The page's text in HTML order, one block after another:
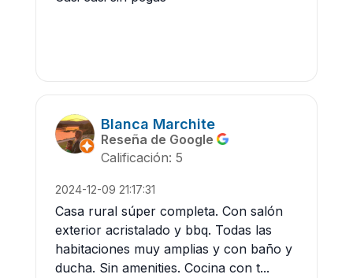
Blanca Marchite
Reseña de Google
Calificación: 5
2024-12-09 21:17:31
Casa rural súper completa. Con salón
exterior acristalado y bbq. Todas las
habitaciones muy amplias y con baño y
ducha. Sin amenities. Cocina con t...